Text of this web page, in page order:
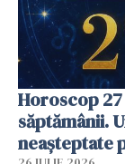
Horoscop
săptămânii.
neașteptate